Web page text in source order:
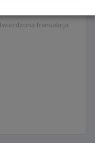
transakcja